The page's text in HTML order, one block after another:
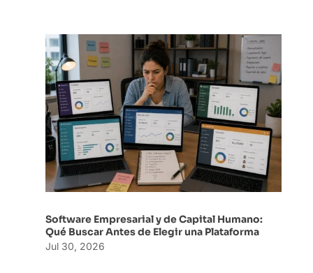
Software Empresarial y de Capital Humano:
Qué Buscar Antes de Elegir una Plataforma
Jul 30, 2026